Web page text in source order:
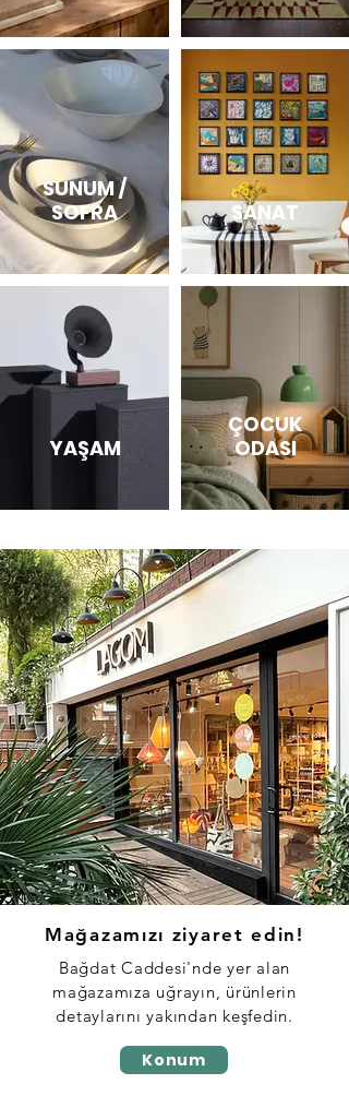
SUNUM /
SOFRA
SANAT
YAŞAM
ÇOCUK
ODASI
Mağazamızı ziyaret edin!
Bağdat Caddesi'nde yer alan
mağazamıza uğrayın, ürünlerin
detaylarını yakından keşfedin.
Konum